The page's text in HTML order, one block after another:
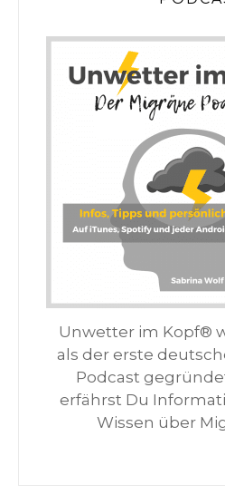
Unwetter im Kopf®
als der erste
Podcast
erfährst Du
Wissen über